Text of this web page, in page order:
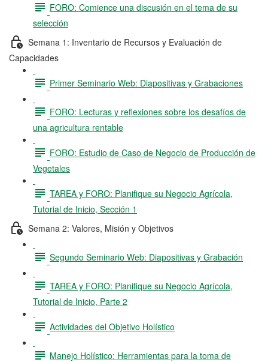
FORO: Comience una discusión en el tema de su
selección
Semana 1: Inventario de Recursos y Evaluación de
Capacidades
Primer Seminario Web: Diapositivas y Grabaciones
FORO: Lecturas y reflexiones sobre los desafíos de
una agricultura rentable
FORO: Estudio de Caso de Negocio de Producción de
Vegetales
TAREA y FORO: Planifique su Negocio Agrícola,
Tutorial de Inicio, Sección 1
Semana 2: Valores, Misión y Objetivos
Segundo Seminario Web: Diapositivas y Grabación
TAREA y FORO: Planifique su Negocio Agrícola,
Tutorial de Inicio, Parte 2
Actividades del Objetivo Holístico
Manejo Holístico: Herramientas para la toma de